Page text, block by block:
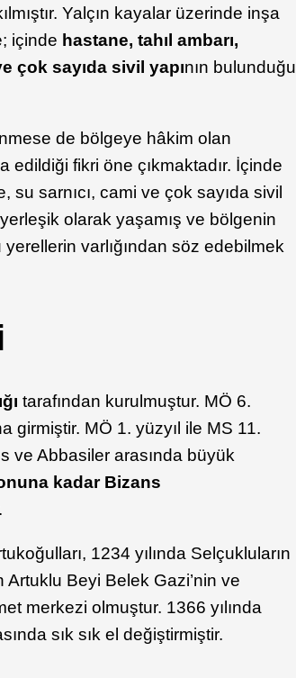
Yalçın kayalar üzerinde inşa
içinde hastane, tahıl ambarı,
çok sayıda sivil yapının bulunduğu
de bölgeye hâkim olan
edildiği fikri öne çıkmaktadır. İçinde
su sarnıcı, cami ve çok sayıda sivil
olarak yaşamış ve bölgenin
varlığından söz edebilmek
tarafından kurulmuştur. MÖ 6.
girmiştir. MÖ 1. yüzyıl ile MS 11.
ve Abbasiler arasında büyük
kadar Bizans
1234 yılında Selçukluların
Artuklu Beyi Belek Gazi’nin ve
merkezi olmuştur. 1366 yılında
sık sık el değiştirmiştir.